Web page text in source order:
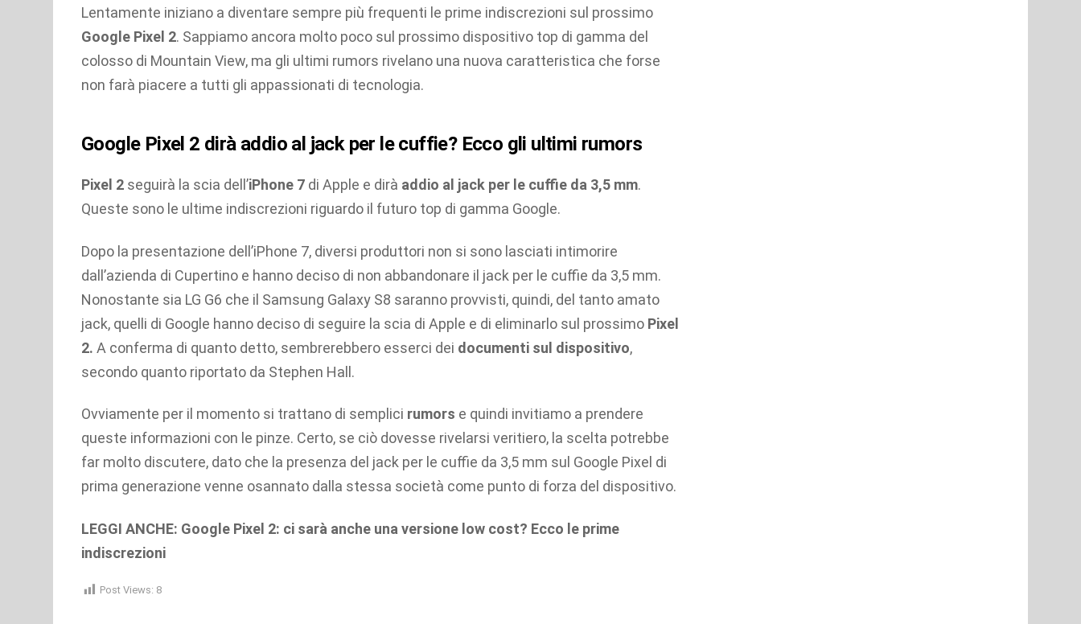
Lentamente iniziano a diventare sempre più frequenti le prime indiscrezioni sul prossimo
Google Pixel 2. Sappiamo ancora molto poco sul prossimo dispositivo top di gamma del
colosso di Mountain View, ma gli ultimi rumors rivelano una nuova caratteristica che forse
non farà piacere a tutti gli appassionati di tecnologia.
Google Pixel 2 dirà addio al jack per le cuffie? Ecco gli ultimi rumors
Pixel 2 seguirà la scia dell’iPhone 7 di Apple e dirà addio al jack per le cuffie da 3,5 mm.
Queste sono le ultime indiscrezioni riguardo il futuro top di gamma Google.
Dopo la presentazione dell’iPhone 7, diversi produttori non si sono lasciati intimorire
dall’azienda di Cupertino e hanno deciso di non abbandonare il jack per le cuffie da 3,5 mm.
Nonostante sia LG G6 che il Samsung Galaxy S8 saranno provvisti, quindi, del tanto amato
jack, quelli di Google hanno deciso di seguire la scia di Apple e di eliminarlo sul prossimo Pixel
2. A conferma di quanto detto, sembrerebbero esserci dei documenti sul dispositivo,
secondo quanto riportato da Stephen Hall.
Ovviamente per il momento si trattano di semplici rumors e quindi invitiamo a prendere
queste informazioni con le pinze. Certo, se ciò dovesse rivelarsi veritiero, la scelta potrebbe
far molto discutere, dato che la presenza del jack per le cuffie da 3,5 mm sul Google Pixel di
prima generazione venne osannato dalla stessa società come punto di forza del dispositivo.
LEGGI ANCHE: Google Pixel 2: ci sarà anche una versione low cost? Ecco le prime
indiscrezioni
Post Views: 8